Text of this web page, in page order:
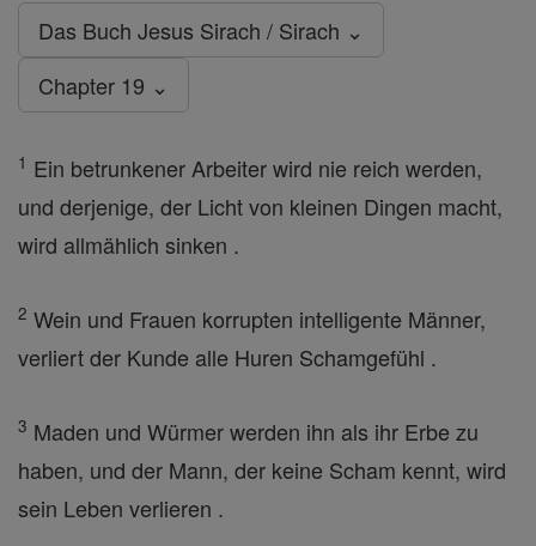
Das Buch Jesus Sirach / Sirach ⌄
Chapter 19 ⌄
1 Ein betrunkener Arbeiter wird nie reich werden,
und derjenige, der Licht von kleinen Dingen macht,
wird allmählich sinken .
2 Wein und Frauen korrupten intelligente Männer,
verliert der Kunde alle Huren Schamgefühl .
3 Maden und Würmer werden ihn als ihr Erbe zu
haben, und der Mann, der keine Scham kennt, wird
sein Leben verlieren .